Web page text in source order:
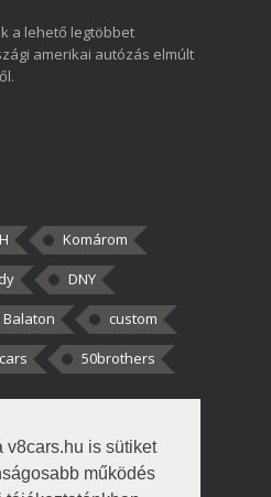
v8cars.hu is sütiket
működés
a lehető legtöbbet
amerikai autózás elmúlt
Komárom
DNY
Balaton
custom
50brothers
Én csak két
tudtam, hogy fél autót,